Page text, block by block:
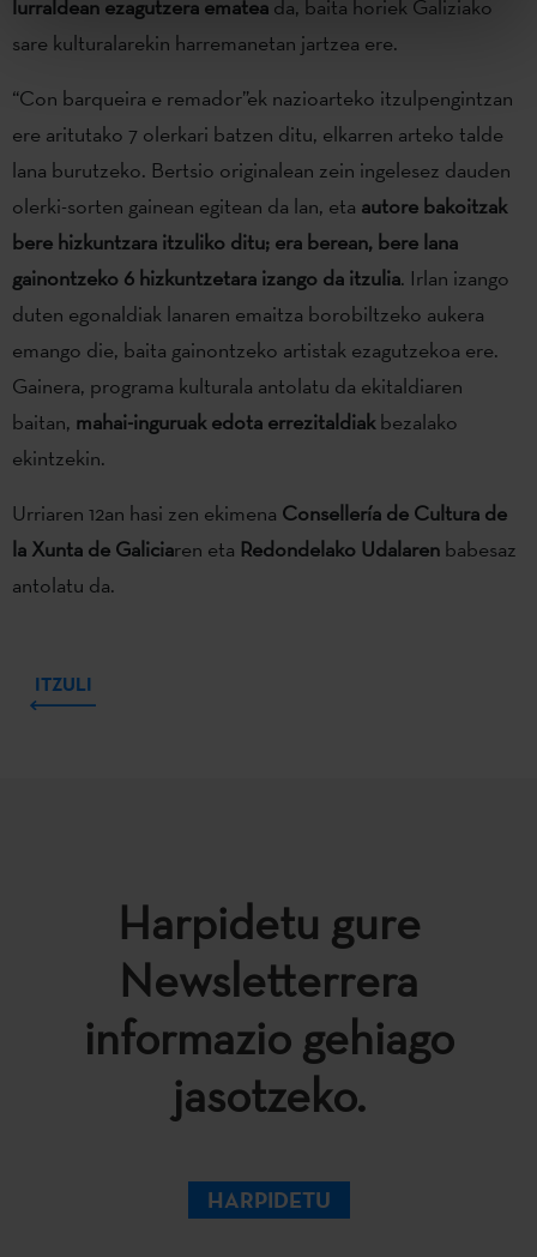
lurraldean ezagutzera ematea da, baita horiek Galiziako
sare kulturalarekin harremanetan jartzea ere.
“Con barqueira e remador”ek nazioarteko itzulpengintzan
ere aritutako 7 olerkari batzen ditu, elkarren arteko talde
lana burutzeko. Bertsio originalean zein ingelesez dauden
olerki-sorten gainean egitean da lan, eta autore bakoitzak
bere hizkuntzara itzuliko ditu; era berean, bere lana
gainontzeko 6 hizkuntzetara izango da itzulia. Irlan izango
duten egonaldiak lanaren emaitza borobiltzeko aukera
emango die, baita gainontzeko artistak ezagutzekoa ere.
Gainera, programa kulturala antolatu da ekitaldiaren
baitan, mahai-inguruak edota errezitaldiakbezalako
ekintzekin.
Urriaren 12an hasi zen ekimena Consellería de Cultura de
la Xunta de Galiciaren eta Redondelako Udalaren babesaz
antolatu da.
ITZULI
Harpidetu gure
Newsletterrera
informazio gehiago
jasotzeko.
HARPIDETU